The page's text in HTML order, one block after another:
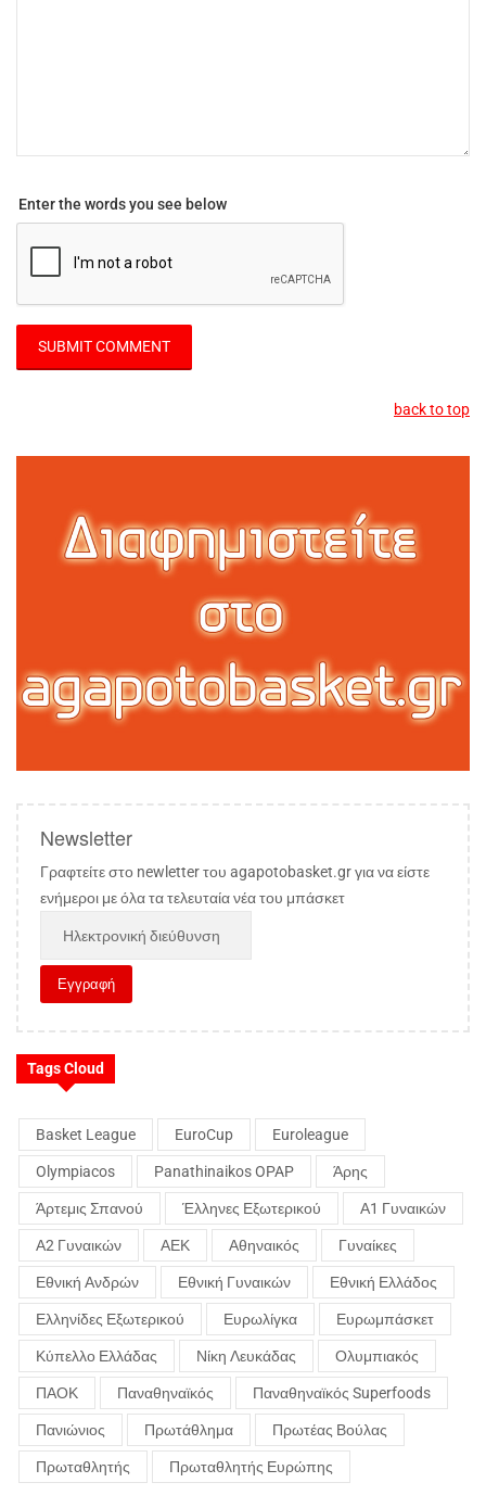
Enter the words you see below
back to top
Newsletter
Γραφτείτε στο newletter του agapotobasket.gr για να είστε
ενήμεροι με όλα τα τελευταία νέα του μπάσκετ
Tags Cloud
Basket League EuroCup Euroleague
Olympiacos Panathinaikos OPAP Άρης
Άρτεμις Σπανού Έλληνες Εξωτερικού Α1 Γυναικών
Α2 Γυναικών ΑΕΚ Αθηναικός Γυναίκες
Εθνική Ανδρών Εθνική Γυναικών Εθνική Ελλάδος
Ελληνίδες Εξωτερικού Ευρωλίγκα Ευρωμπάσκετ
Κύπελλο Ελλάδας Νίκη Λευκάδας Ολυμπιακός
ΠΑΟΚ Παναθηναϊκός Παναθηναϊκός Superfoods
Πανιώνιος Πρωτάθλημα Πρωτέας Βούλας
Πρωταθλητής Πρωταθλητής Ευρώπης